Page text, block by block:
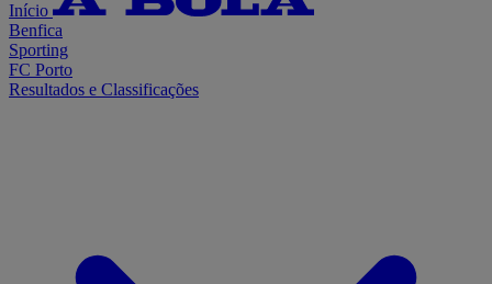
Início
Benfica
Sporting
FC Porto
Resultados e Classificações